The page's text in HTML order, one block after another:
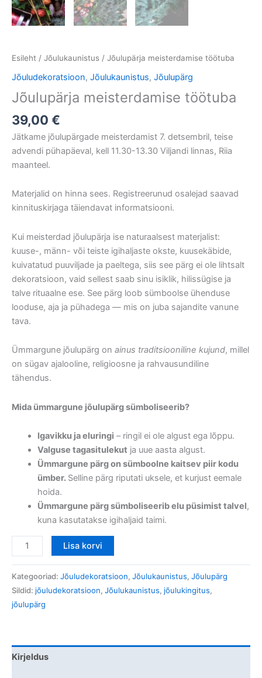
Esileht / Jõulukaunistus / Jõulupärja meisterdamise töötuba
Jõuludekoratsioon, Jõulukaunistus, Jõulupärg
Jõulupärja meisterdamise töötuba
39,00 €
Jätkame jõulupärgade meisterdamist 7. detsembril, teise
advendi pühapäeval, kell 11.30-13.30 Viljandi linnas, Riia
maanteel.
Materjalid on hinna sees. Registreerunud osalejad saavad
kinnituskirjaga täiendavat informatsiooni.
Kui meisterdad jõulupärja ise naturaalsest materjalist:
kuuse-, männ- või teiste igihaljaste okste, kuusekäbide,
kuivatatud puuviljade ja paeltega, siis see pärg ei ole lihtsalt
dekoratsioon, vaid sellest saab sinu isiklik, hilissügise ja
talve rituaalne ese. See pärg loob sümboolse ühenduse
looduse, aja ja pühadega — mis on juba sajandite vanune
tava.
Ümmargune jõulupärg on ainus traditsiooniline kujund, millel
on sügav ajalooline, religioosne ja rahvausundiline
tähendus.
Mida ümmargune jõulupärg sümboliseerib?
Igavikku ja eluringi – ringil ei ole algust ega lõppu.
Valguse tagasitulekut ja uue aasta algust.
Ümmargune pärg on sümboolne kaitsev piir kodu
ümber. Selline pärg riputati uksele, et kurjust eemale
hoida.
Ümmargune pärg sümboliseerib elu püsimist talvel,
kuna kasutatakse igihaljaid taimi.
Lisa korvi
Kategooriad: Jõuludekoratsioon, Jõulukaunistus, Jõulupärg
Sildid: jõuludekoratsioon, Jõulukaunistus, jõulukingitus,
jõulupärg
Kirjeldus